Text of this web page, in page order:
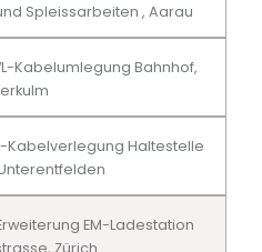
Spleissarbeiten , Aarau
Kabelumlegung Bahnhof,
Kabelverlegung Haltestelle
EM-Ladestation
Zürich